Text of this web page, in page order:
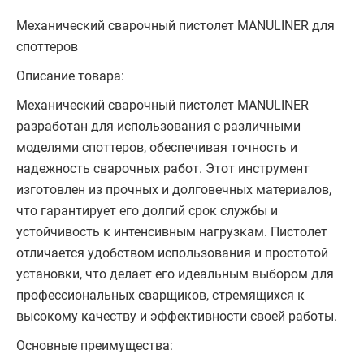
Механический сварочный пистолет MANULINER для
споттеров
Описание товара:
Механический сварочный пистолет MANULINER
разработан для использования с различными
моделями споттеров, обеспечивая точность и
надежность сварочных работ. Этот инструмент
изготовлен из прочных и долговечных материалов,
что гарантирует его долгий срок службы и
устойчивость к интенсивным нагрузкам. Пистолет
отличается удобством использования и простотой
установки, что делает его идеальным выбором для
профессиональных сварщиков, стремящихся к
высокому качеству и эффективности своей работы.
Основные преимущества: